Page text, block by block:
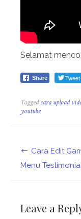
Selamat
Share Tweet
Taggedcara upload
youtube
Post
Cara Edit
Menu
Leave a